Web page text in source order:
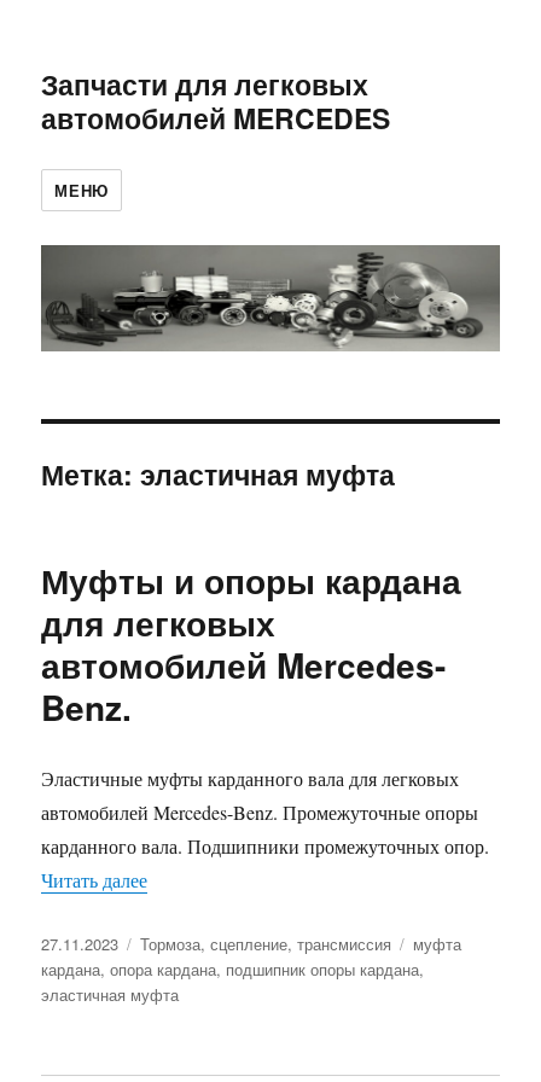
Запчасти для легковых
автомобилей MERCEDES
МЕНЮ
Метка:эластичная муфта
Муфты и опоры кардана
для легковых
автомобилей Mercedes-
Benz.
Эластичные муфты карданного вала для легковых
автомобилей Mercedes-Benz. Промежуточные опоры
карданного вала. Подшипники промежуточных опор.
Читать далее«Муфты и опоры кардана для легковых
Опубликовано
27.11.2023 Рубрики
Тормоза, сцепление, трансмиссия Метки
муфта
кардана,опора кардана, подшипник опоры кардана,
эластичная муфта